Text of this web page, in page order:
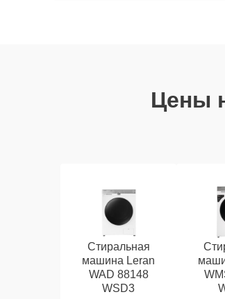
Цены
Стиральная
машина Leran
WAD 88148
WSD3